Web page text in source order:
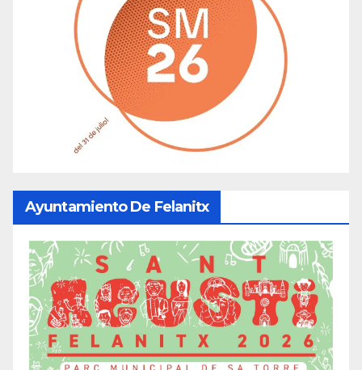
Ayuntamiento De Felanitx